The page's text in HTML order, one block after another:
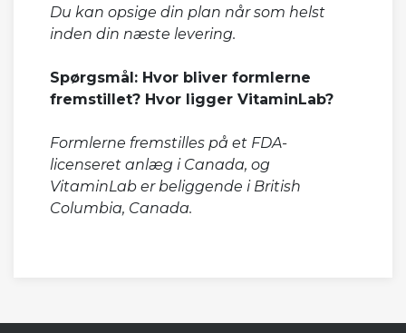
Du kan opsige din plan når som helst
inden din næste levering.
Spørgsmål: Hvor bliver formlerne
fremstillet? Hvor ligger VitaminLab?
Formlerne fremstilles på et FDA-
licenseret anlæg i Canada, og
VitaminLab er beliggende i British
Columbia, Canada.